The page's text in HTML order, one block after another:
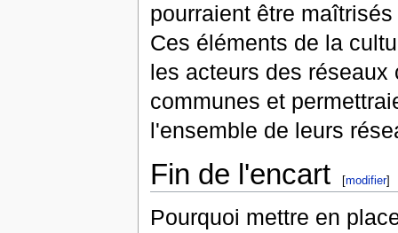
pourraient être
Ces éléments de la
les acteurs des
communes et
l'ensemble de leurs
Fin de l'encart [modifier]
Pourquoi mettre en